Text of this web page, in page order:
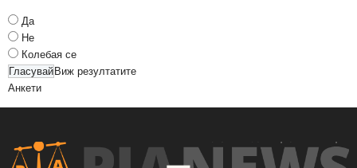
Да
Не
Колебая се
Виж резултатите
Анкети